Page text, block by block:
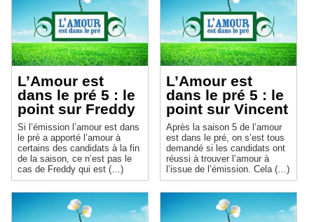
L’Amour est
dans le pré 5 : le
point sur Freddy
Si l’émission l’amour est dans
le pré a apporté l’amour à
certains des candidats à la fin
de la saison, ce n’est pas le
cas de Freddy qui est (…)
L’Amour est
dans le pré 5 : le
point sur Vincent
Après la saison 5 de l’amour
est dans le pré, on s’est tous
demandé si les candidats ont
réussi à trouver l’amour à
l’issue de l’émission. Cela (…)